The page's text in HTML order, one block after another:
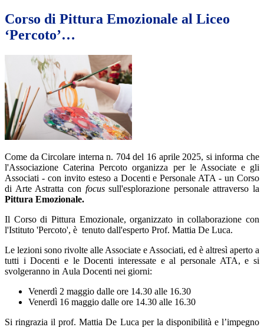
Corso di Pittura Emozionale al Liceo
‘Percoto’…
Come da Circolare interna n. 704 del 16 aprile 2025, si informa che
l'Associazione Caterina Percoto organizza per le Associate e gli
Associati - con invito esteso a Docenti e Personale ATA - un Corso
di Arte Astratta con focussull'esplorazione personale attraverso la
Pittura Emozionale.
Il Corso di Pittura Emozionale, organizzato in collaborazione con
l'Istituto 'Percoto', è tenuto dall'esperto Prof. Mattia De Luca.
Le lezioni sono rivolte alle Associate e Associati, ed è altresì aperto a
tutti i Docenti e le Docenti interessate e al personale ATA, e si
svolgeranno in Aula Docenti nei giorni:
Venerdì 2 maggio dalle ore 14.30 alle 16.30
Venerdì 16 maggio dalle ore 14.30 alle 16.30
Si ringrazia il prof. Mattia De Luca per la disponibilità e l’impegno